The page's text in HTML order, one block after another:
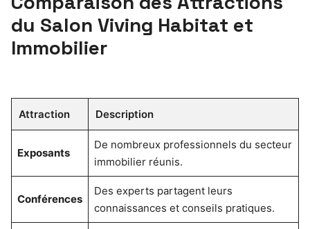
du Salon Viving Habitat et
Immobilier
Attraction Description
Exposants
De nombreux professionnels du secteur
immobilier réunis.
Conférences
Des experts partagent leurs
connaissances et conseils pratiques.